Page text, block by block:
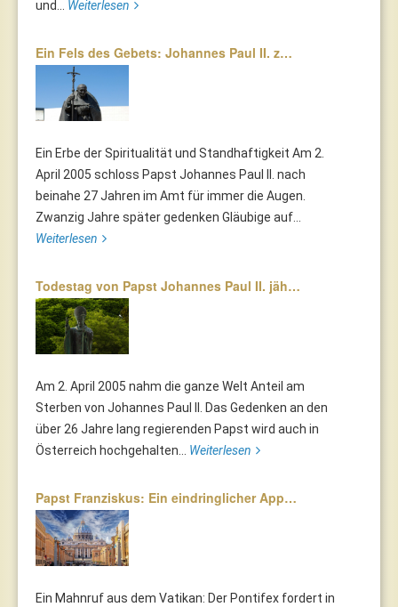
und... Weiterlesen
Ein Fels des Gebets: Johannes Paul II. z…
Ein Erbe der Spiritualität und Standhaftigkeit Am 2.
April 2005 schloss Papst Johannes Paul II. nach
beinahe 27 Jahren im Amt für immer die Augen.
Zwanzig Jahre später gedenken Gläubige auf...
Weiterlesen
Todestag von Papst Johannes Paul II. jäh…
Am 2. April 2005 nahm die ganze Welt Anteil am
Sterben von Johannes Paul II. Das Gedenken an den
über 26 Jahre lang regierenden Papst wird auch in
Österreich hochgehalten... Weiterlesen
Papst Franziskus: Ein eindringlicher App…
Ein Mahnruf aus dem Vatikan: Der Pontifex fordert in